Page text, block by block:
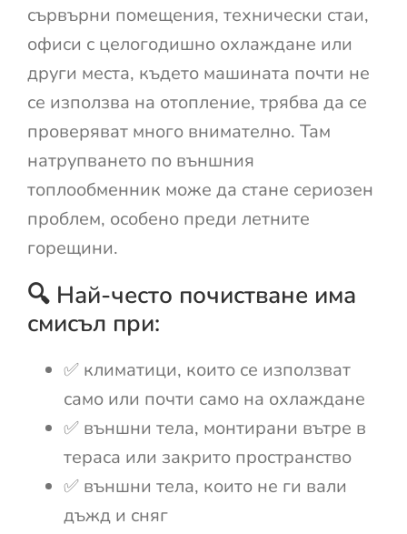
сървърни помещения, технически стаи,
офиси с целогодишно охлаждане или
други места, където машината почти не
се използва на отопление, трябва да се
проверяват много внимателно. Там
натрупването по външния
топлообменник може да стане сериозен
проблем, особено преди летните
горещини.
🔍 Най-често почистване има
смисъл при:
✅ климатици, които се използват
само или почти само на охлаждане
✅ външни тела, монтирани вътре в
тераса или закрито пространство
✅ външни тела, които не ги вали
дъжд и сняг